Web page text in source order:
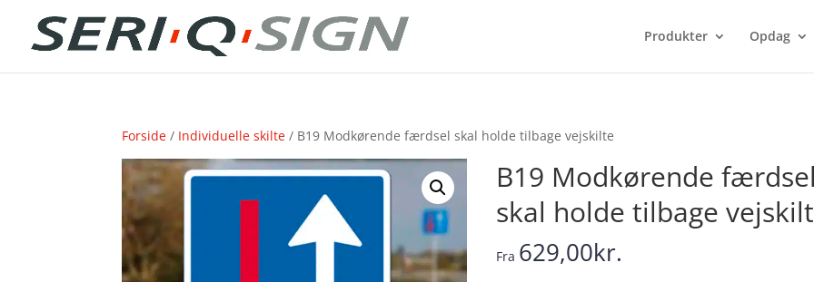
Produkter Opdag
Forside / Individuelle skilte / B19 Modkørende færdsel skal holde tilbage vejskilte
B19 Modkørende
skal holde tilbage
Fra 629,00kr.